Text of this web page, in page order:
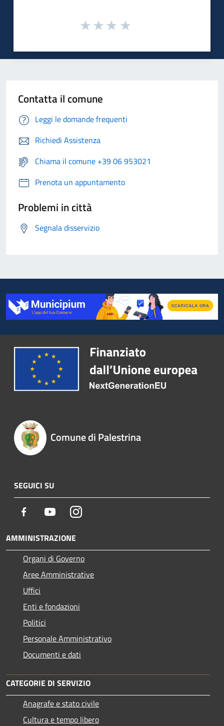
Contatta il comune
Leggi le domande frequenti
Richiedi Assistenza
Chiama il comune +39 06 953021
Prenota un appuntamento
Problemi in città
Segnala disservizio
Comune di Palestrina
SEGUICI SU
Facebook YoutubeInstagram
AMMINISTRAZIONE
Organi di Governo
Aree Amministrative
Uffici
Enti e fondazioni
Politici
Personale Amministrativo
Documenti e dati
CATEGORIE DI SERVIZIO
Anagrafe e stato civile
Cultura e tempo libero